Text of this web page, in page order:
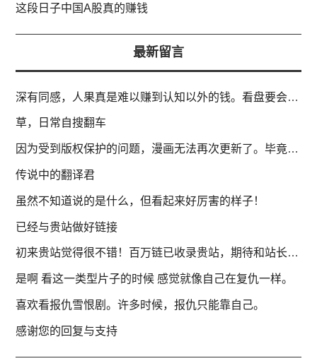
这段日子中国A股真的赚钱
最新留言
深有同感，人果真是难以赚到认知以外的钱。看盘要会分析趋势，然后作决定。
草，日常自搜翻车
因为受到版权保护的问题，漫画无法再次更新了。毕竟网站是非商业运作，纯属个人爱好。
传说中的翻译君
虽然不知道说的是什么，但看起来好厉害的样子！
已经与贵站做好链接
初来贵站觉得很不错！百万链已收录贵站，期待和站长的长期合作。
是啊 看这一类型片子的时候 感觉就像自己在复仇一样。
喜欢看报仇雪恨剧。许多时候，报仇只能靠自己。
感谢您的回复与支持